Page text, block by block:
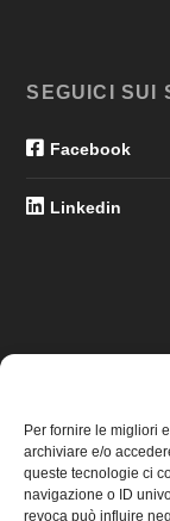
Per fornire le migliori
archiviare e/o
queste tecnologie ci
navigazione o ID
revoca può influire
SEGUICI SUI
Facebook
Linkedin
Home